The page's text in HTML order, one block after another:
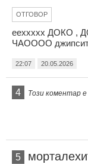
ОТГОВОР
ееххххх ДОКО ,
ЧАОООО
22:07 20.05.2026
4 Този коментар
5